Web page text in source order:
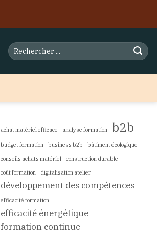
achat matériel efficace analyse formation b2b
budget formation business b2b
bâtiment écologique
conseils achats matériel
construction durable
coût formation
digitalisation atelier
développement des compétences
efficacité formation
efficacité énergétique
formation continue